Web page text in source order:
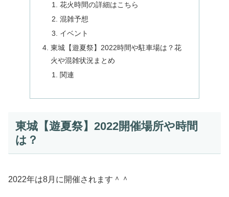
花火時間の詳細はこちら
混雑予想
イベント
東城【遊夏祭】2022時間や駐車場は？花
火や混雑状況まとめ
関連
東城【遊夏祭】2022開催場所や時間
は？
2022年は8月に開催されます＾＾